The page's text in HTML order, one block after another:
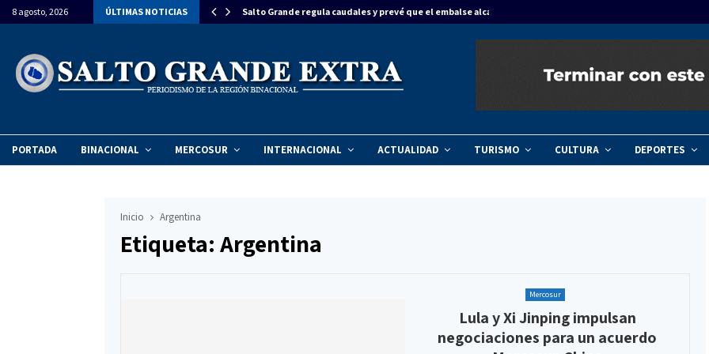
8 agosto, 2026 ÚLTIMAS NOTICIAS
una inversión de $270 millones para… Salto Grande regula caudales y prevé que el embalse alcance…
PORTADA BINACIONAL MERCOSUR INTERNACIONAL ACTUALIDAD TURISMO CULTURA DEPORTES
Inicio Argentina
Etiqueta: Argentina
Mercosur
Lula y Xi Jinping impulsan
negociaciones para un acuerdo